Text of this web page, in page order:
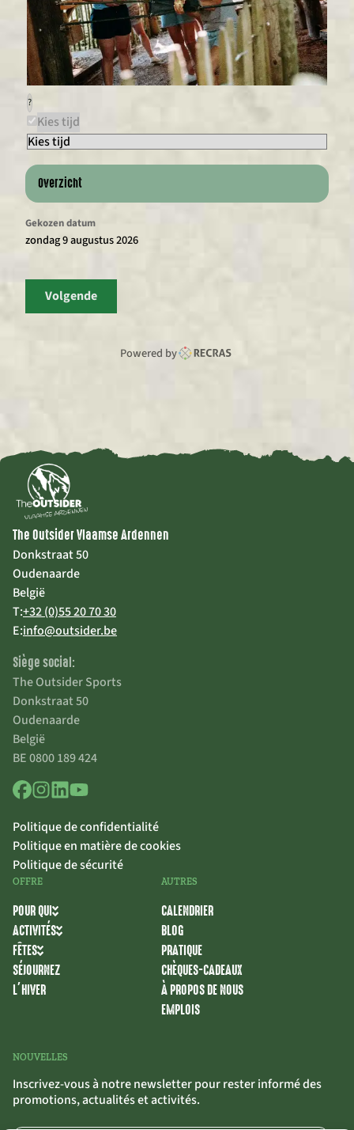
?
Kies tijd
Volgende
Overzicht
Gekozen datum
zondag 9 augustus 2026
Powered by
The Outsider Vlaamse Ardennen
Donkstraat 50
Oudenaarde
België
T:+32 (0)55 20 70 30
E:info@outsider.be
Siège social:
The Outsider Sports
Donkstraat 50
Oudenaarde
België
BE 0800 189 424
Politique de confidentialité
Politique en matière de cookies
Politique de sécurité
OFFRE
POUR QUI
ACTIVITÉS
FÊTES
SÉJOURNEZ
L’HIVER
AUTRES
CALENDRIER
BLOG
PRATIQUE
CHÈQUES-CADEAUX
À PROPOS DE NOUS
EMPLOIS
NOUVELLES
Inscrivez-vous à notre newsletter pour rester informé des
promotions, actualités et activités.